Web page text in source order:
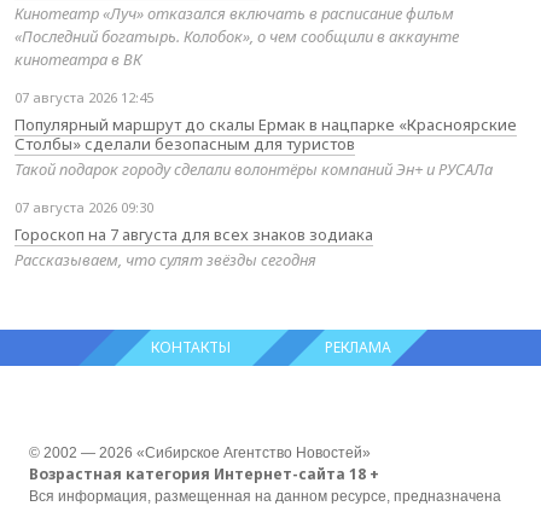
Кинотеатр «Луч» отказался включать в расписание фильм
«Последний богатырь. Колобок», о чем сообщили в аккаунте
кинотеатра в ВК
07 августа 2026 12:45
Популярный маршрут до скалы Ермак в нацпарке «Красноярские
Столбы» сделали безопасным для туристов
Такой подарок городу сделали волонтёры компаний Эн+ и РУСАЛа
07 августа 2026 09:30
Гороскоп на 7 августа для всех знаков зодиака
Рассказываем, что сулят звёзды сегодня
КОНТАКТЫ РЕКЛАМА
© 2002 — 2026 «Сибирское Агентство Новостей»
Возрастная категория Интернет-сайта 18 +
Вся информация, размещенная на данном ресурсе, предназначена